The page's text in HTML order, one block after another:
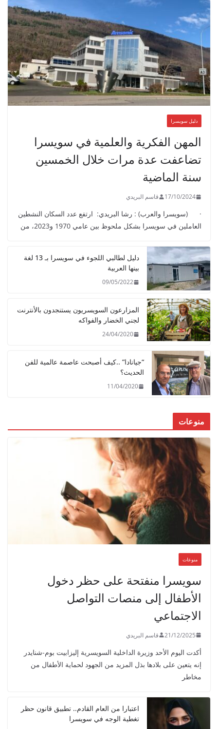
دليل سويسرا
المهن الفكرية والعلمية في سويسرا
تضاعفت عدة مرات خلال الخمسين
سنة الماضية
17/10/2024 قاسم البريدي
· (سويسرا والعرب) : رشا البريدي: ارتفع عدد السكان النشطين
العاملين في سويسرا بشكل ملحوظ بين عامي 1970 و2023، من
دليل لطالبي اللجوء في سويسرا بـ 13 لغة
بينها العربية
09/05/2022
المزارعون السويسريون يستنجدون بالأنترنت
لجني الخضار والفواكه
24/04/2020
“جيانادا” ..كيف أصبحت عاصمة عالمية للفن
الحديث؟
11/04/2020
منوعات
منوعات
سويسرا منفتحة على حظر دخول
الأطفال إلى منصات التواصل
الاجتماعي
21/12/2025 قاسم البريدي
أكدت اليوم الأحد وزيرة الداخلية السويسرية إليزابيت بوم-شنايدر
إنه يتعين على بلادها بذل المزيد من الجهود لحماية الأطفال من
مخاطر
اعتبارا من العام القادم.. تطبيق قانون حظر
تغطية الوجه في سويسرا